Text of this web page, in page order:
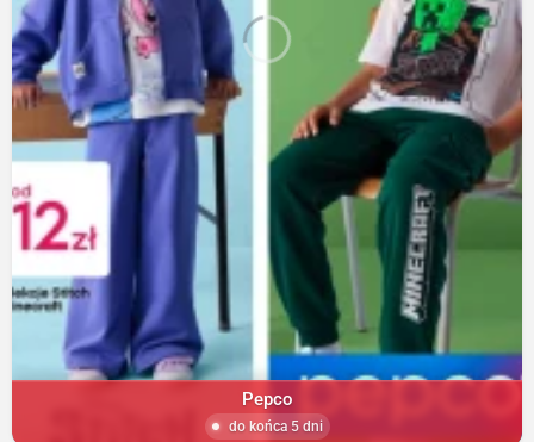
Pepco
do końca 5 dni